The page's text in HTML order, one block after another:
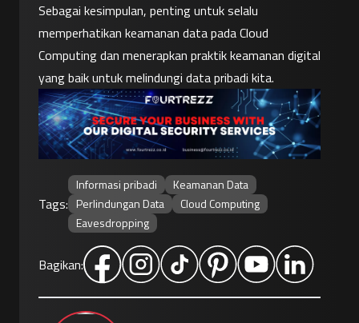
Sebagai kesimpulan, penting untuk selalu
memperhatikan keamanan data pada Cloud
Computing dan menerapkan praktik keamanan digital
yang baik untuk melindungi data pribadi kita.
Tags:
Informasi pribadi
Keamanan Data
Perlindungan Data
Cloud Computing
Eavesdropping
Bagikan: